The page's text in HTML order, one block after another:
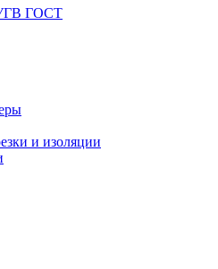
ГОСТ
и изоляции